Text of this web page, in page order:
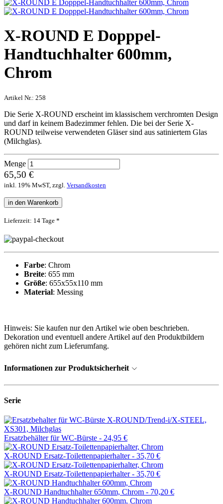
X-ROUND E Dopppel-
Handtuchhalter 600mm,
Chrom
Artikel Nr.: 258
Die Serie X-ROUND erscheint im klassischem verchromten Design
und darf in keinem Badezimmer fehlen. Die bei der Serie X-
ROUND teilweise verwendeten Gläser sind aus satiniertem Glas
(Milchglas).
Menge
65,50 €
inkl. 19% MwST, zzgl. Versandkosten
in den Warenkorb
Lieferzeit: 14 Tage *
Farbe: Chrom
Breite: 655 mm
Größe: 655x55x110 mm
Material: Messing
Hinweis: Sie kaufen nur den Artikel wie oben beschrieben.
Dekoration und eventuell andere Artikel auf den Produktbildern
gehören nicht zum Lieferumfang.
Informationen zur Produktsicherheit
Serie
Ersatzbehälter für WC-Bürste - 24,95 €
X-ROUND Ersatz-Toilettenpapierhalter - 35,70 €
X-ROUND Ersatz-Toilettenpapierhalter - 35,70 €
X-ROUND Handtuchhalter 650mm, Chrom - 70,20 €